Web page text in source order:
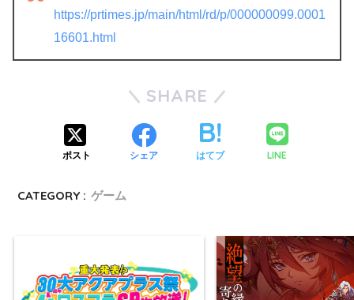
https://prtimes.jp/main/html/rd/p/000000099.0001
16601.html
SHARE
ポスト シェア はてブ LINE
CATEGORY : ゲーム